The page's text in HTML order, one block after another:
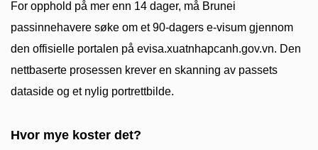
For opphold på mer enn 14 dager, må Brunei
passinnehavere søke om et 90-dagers e-visum gjennom
den offisielle portalen på evisa.xuatnhapcanh.gov.vn. Den
nettbaserte prosessen krever en skanning av passets
dataside og et nylig portrettbilde.
Hvor mye koster det?